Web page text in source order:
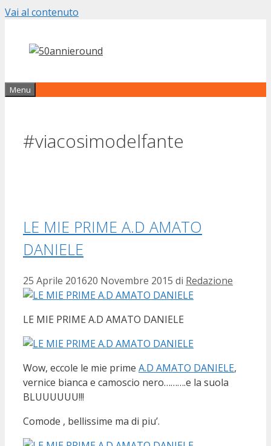
Vai al contenuto
Menu
#viacosimodelfante
LE MIE PRIME A.D AMATO
DANIELE
25 Aprile 201620 Novembre 2015 di Redazione
LE MIE PRIME A.D AMATO DANIELE
Wow, eccole le mie prime A.D AMATO DANIELE,
vernice bianca e camoscio nero……….e la suola
BLUUUUUU!!!
Comode , bellissime ma di piu’.